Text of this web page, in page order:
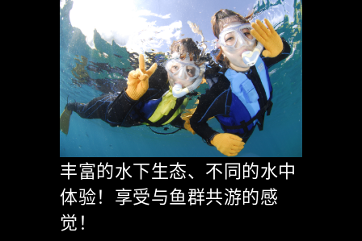
丰富的水下生态、不同的水中
体验！享受与鱼群共游的感
觉！